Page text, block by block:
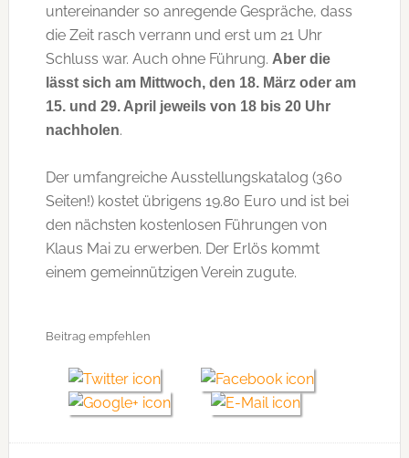
untereinander so anregende Gespräche, dass
die Zeit rasch verrann und erst um 21 Uhr
Schluss war. Auch ohne Führung. Aber die
lässt sich am Mittwoch, den 18. März oder am
15. und 29. April jeweils von 18 bis 20 Uhr
nachholen.
Der umfangreiche Ausstellungskatalog (360
Seiten!) kostet übrigens 19.80 Euro und ist bei
den nächsten kostenlosen Führungen von
Klaus Mai zu erwerben. Der Erlös kommt
einem gemeinnützigen Verein zugute.
Beitrag empfehlen